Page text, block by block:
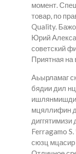
момент.
товар, по
Quality.
Юрий
советский
Приятная на
Аьырламаг
бядии дил
мцяллифин
Ferragamo
сюзц